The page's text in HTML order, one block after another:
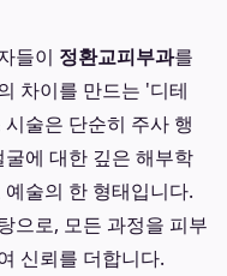
들이 정환교피부과를
차이를 만드는 '디테
술은 단순히 주사 행
에 대한 깊은 해부학
술의 한 형태입니다.
으로, 모든 과정을 피부
신뢰를 더합니다.